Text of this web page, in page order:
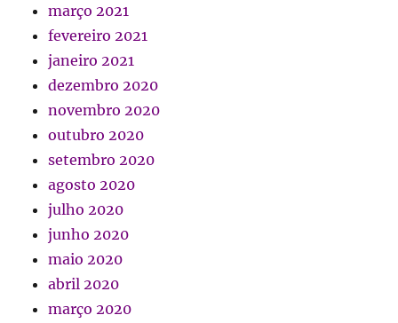
março 2021
fevereiro 2021
janeiro 2021
dezembro 2020
novembro 2020
outubro 2020
setembro 2020
agosto 2020
julho 2020
junho 2020
maio 2020
abril 2020
março 2020